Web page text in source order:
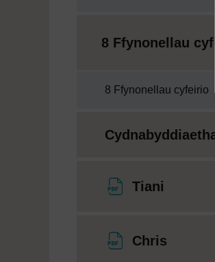
8 Ffynonellau
8 Ffynonellau cyfeirio
Tiani
Chris